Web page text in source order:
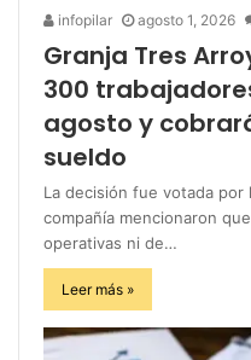
infopilar agosto 1, 2026
Granja Tres
300
agosto y
sueldo
La decisión fue votada
compañía mencionaron
operativas ni de…
Leer más »